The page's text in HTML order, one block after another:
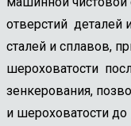
отверстий
сталей и сплавов,
шероховатости
зенкерования,
и шероховатости